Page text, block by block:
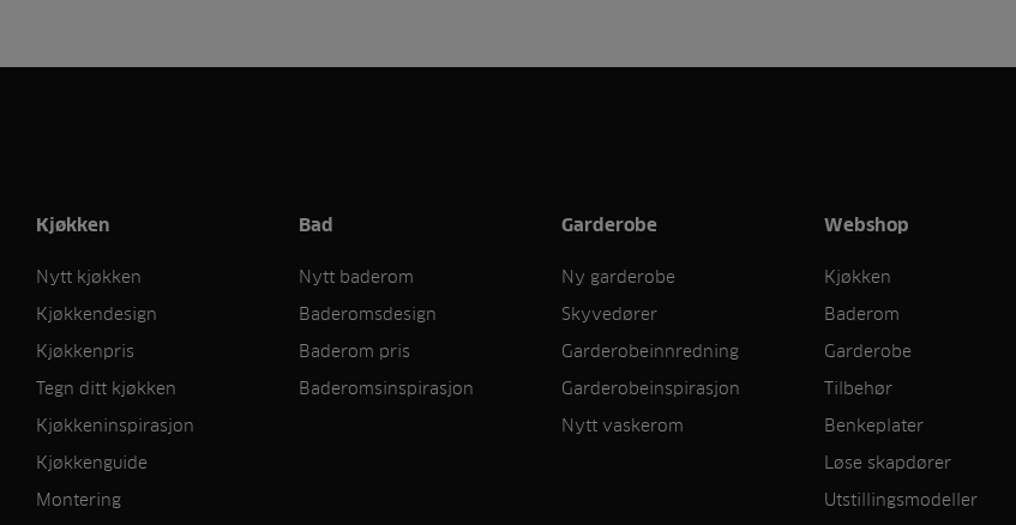
Kjøkken
Nytt kjøkken
Kjøkkendesign
Kjøkkenpris
Tegn ditt kjøkken
Kjøkkeninspirasjon
Kjøkkenguide
Montering
Bad
Nytt baderom
Baderomsdesign
Baderom pris
Baderomsinspirasjon
Garderobe
Ny garderobe
Skyvedører
Garderobeinnredning
Garderobeinspirasjon
Nytt vaskerom
Webshop
Kjøkken
Baderom
Garderobe
Tilbehør
Benkeplater
Løse skapdører
Utstillingsmodeller